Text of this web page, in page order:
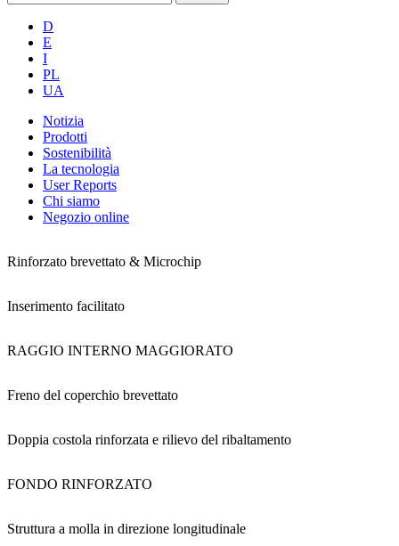
D
E
I
PL
UA
Notizia
Prodotti
Sostenibilità
La tecnologia
User Reports
Chi siamo
Negozio online
Rinforzato brevettato & Microchip
Inserimento facilitato
RAGGIO INTERNO MAGGIORATO
Freno del coperchio brevettato
Doppia costola rinforzata e rilievo del ribaltamento
FONDO RINFORZATO
Struttura a molla in direzione longitudinale